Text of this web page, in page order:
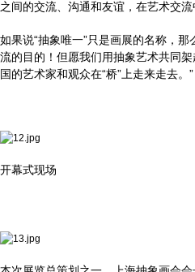
之间的交流、沟通和友谊，在艺术交流
如果说“抽象唯一”只是画展的名称，
流的目的！但愿我们用抽象艺术共同
国的艺术家和观众在“桥”上走来走去。”
开幕式现场